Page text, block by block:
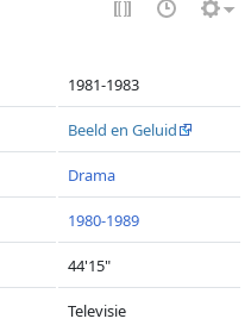
1981-1983
Beeld en Geluid
Drama
1980-1989
44'15"
Televisie